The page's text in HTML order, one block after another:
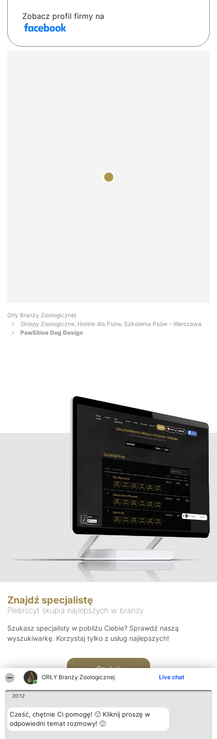
ORŁY Branży Zoologicznej Live chat
20:12
Cześć, chętnie Ci pomogę! 🙂 Kliknij proszę w
odpowiedni temat rozmowy! 🙂
Zobacz profil firmy na
Orły Branży Zoologicznej
Sklepy Zoologiczne, Hotele dla Psów, Szkolenia Psów - Warszawa
PawSitive Dog Design
Znajdź specjalistę
Plebiscyt skupia najlepszych w branży
Szukasz specjalisty w pobliżu Ciebie? Sprawdź naszą
wyszukiwarkę. Korzystaj tylko z usług najlepszych!
Szukaj